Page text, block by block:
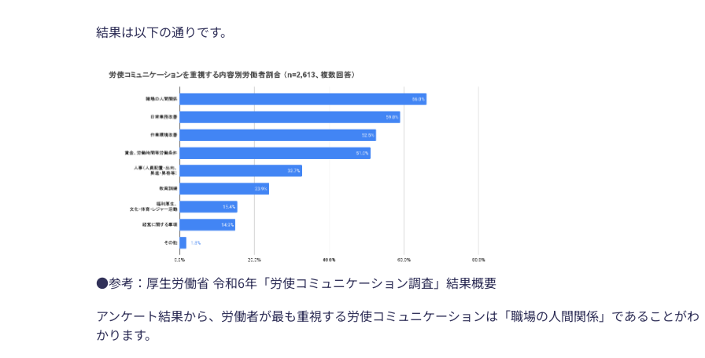
結果は以下の通りです。
●参考：厚生労働省 令和6年「労使コミュニケーション調査」結果概要
アンケート結果から、労働者が最も重視する労使コミュニケーションは「職場の人間関係」であることがわ
かります。